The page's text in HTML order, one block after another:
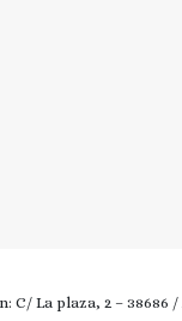
C/ La plaza, 2 – 38686 /